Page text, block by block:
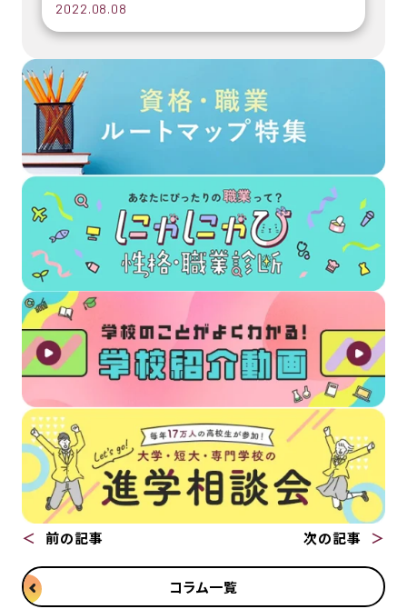
2022.08.08
前の記事
コラム一覧
次の記事